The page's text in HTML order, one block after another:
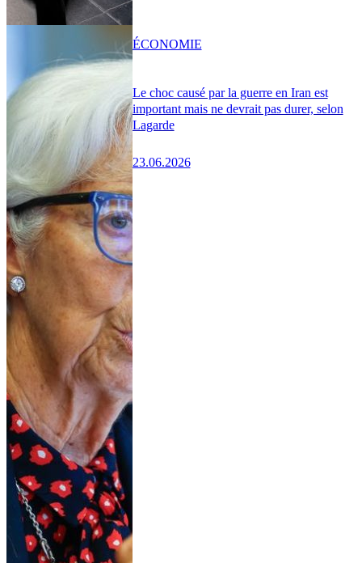
Le choc causé par la guerre en Iran est
important mais ne devrait pas durer, selon
Lagarde
23.06.2026
ÉCONOMIE